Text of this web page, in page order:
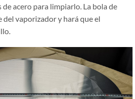
acero para limpiarlo. La bola de
del vaporizador y hará que el